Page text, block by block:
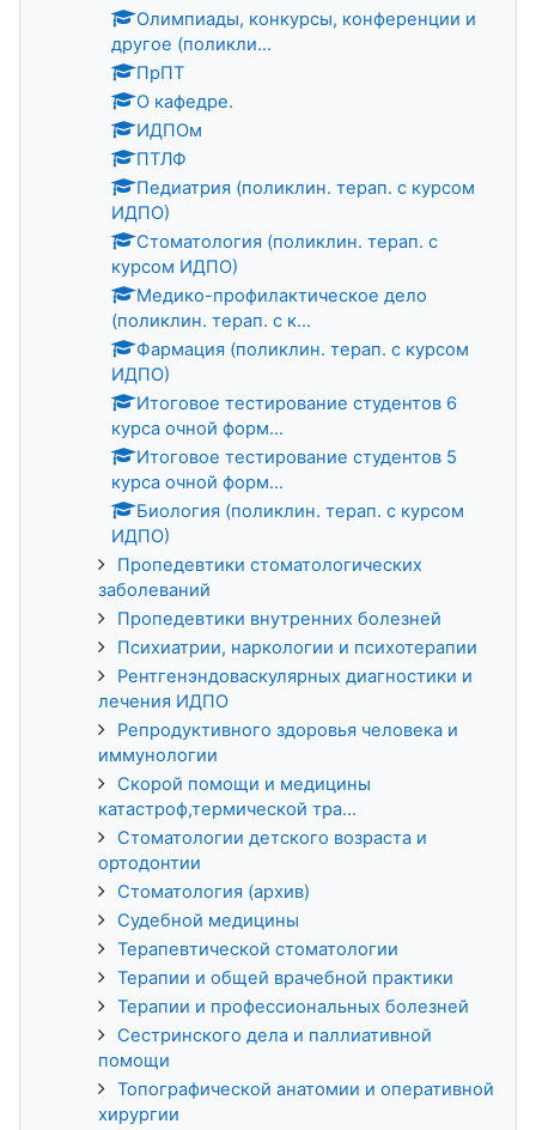
Олимпиады, конкурсы, конференции и
другое (поликли...
ПрПТ
О кафедре.
ИДПОм
ПТЛФ
Педиатрия (поликлин. терап. с курсом
ИДПО)
Стоматология (поликлин. терап. с
курсом ИДПО)
Медико-профилактическое дело
(поликлин. терап. с к...
Фармация (поликлин. терап. с курсом
ИДПО)
Итоговое тестирование студентов 6
курса очной форм...
Итоговое тестирование студентов 5
курса очной форм...
Биология (поликлин. терап. с курсом
ИДПО)
Пропедевтики стоматологических
заболеваний
Пропедевтики внутренних болезней
Психиатрии, наркологии и психотерапии
Рентгенэндоваскулярных диагностики и
лечения ИДПО
Репродуктивного здоровья человека и
иммунологии
Скорой помощи и медицины
катастроф,термической тра...
Стоматологии детского возраста и
ортодонтии
Стоматология (архив)
Судебной медицины
Терапевтической стоматологии
Терапии и общей врачебной практики
Терапии и профессиональных болезней
Сестринского дела и паллиативной
помощи
Топографической анатомии и оперативной
хирургии